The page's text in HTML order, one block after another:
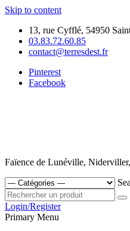
Skip to content
13, rue Cyfflé, 54950
03.83.72.60.85
contact@terresdest.fr
Pinterest
Facebook
Faïence de Lunéville,
Login/Register
Primary Menu